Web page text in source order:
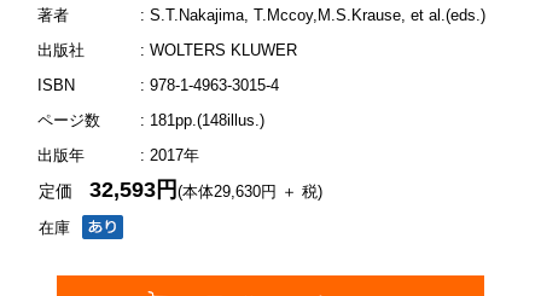
著者
: S.T.Nakajima, T.Mccoy,M.S.Krause, et al.(eds.)
出版社
: WOLTERS KLUWER
ISBN
: 978-1-4963-3015-4
ページ数
: 181pp.(148illus.)
出版年
: 2017年
在庫
定価32,593円(本体29,630円 ＋ 税)